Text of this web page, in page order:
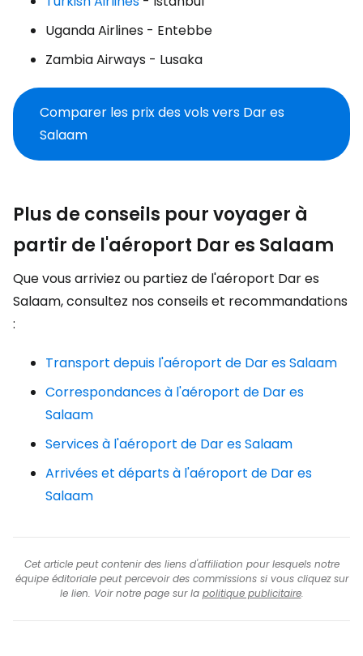
Uganda Airlines - Entebbe
Zambia Airways - Lusaka
Comparer les prix des vols vers Dar es
Salaam
Plus de conseils pour voyager à
partir de l'aéroport Dar es Salaam
Que vous arriviez ou partiez de l'aéroport Dar es
Salaam, consultez nos conseils et recommandations
:
Transport depuis l'aéroport de Dar es Salaam
Correspondances à l'aéroport de Dar es
Salaam
Services à l'aéroport de Dar es Salaam
Arrivées et départs à l'aéroport de Dar es
Salaam
Cet article peut contenir des liens d'affiliation pour lesquels notre
équipe éditoriale peut percevoir des commissions si vous cliquez sur
le lien. Voir notre page sur la politique publicitaire.